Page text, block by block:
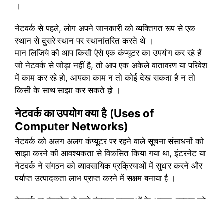
।
नेटवर्क से पहले, लोग अपने जानकारी को व्यक्तिगत रूप से एक
स्थान से दुसरे स्थान पर स्थानांतरित करते थे ।
मान लिजिये की आप किसी ऐसे एक कंप्यूटर का उपयोग कर रहे हैं
जो नेटवर्क से जोड़ा नहीं है, तो आप एक अकेले वातावरण या परिवेश
में काम कर रहे हो, आपका काम न तो कोई देख सकता है न तो
किसी के साथ साझा कर सकते हो ।
नेटवर्क का उपयोग क्या है (Uses of
Computer Networks)
नेटवर्क को अलग अलग कंप्यूटर पर रहने वाले सूचना संसाधनों को
साझा करने की आवश्यकता से विकसित किया गया था, इंटरनेट या
नेटवर्क ने संगठन को व्यावसायिक प्रक्रियाओं में सुधार करने और
पर्याप्त उत्पादकता लाभ प्राप्त करने में सक्षम बनाया है ।